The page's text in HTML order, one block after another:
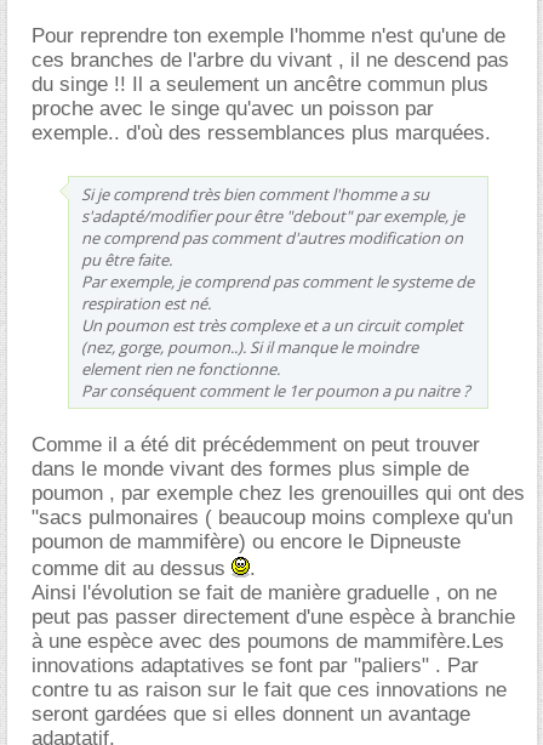
Pour reprendre ton exemple l'homme n'est qu'une de
ces branches de l'arbre du vivant , il ne descend pas
du singe !! Il a seulement un ancêtre commun plus
proche avec le singe qu'avec un poisson par
exemple.. d'où des ressemblances plus marquées.
Si je comprend très bien comment l'homme a su
s'adapté/modifier pour être "debout" par exemple, je
ne comprend pas comment d'autres modification on
pu être faite.
Par exemple, je comprend pas comment le systeme de
respiration est né.
Un poumon est très complexe et a un circuit complet
(nez, gorge, poumon..). Si il manque le moindre
element rien ne fonctionne.
Par conséquent comment le 1er poumon a pu naitre ?
Comme il a été dit précédemment on peut trouver
dans le monde vivant des formes plus simple de
poumon , par exemple chez les grenouilles qui ont des
"sacs pulmonaires ( beaucoup moins complexe qu'un
poumon de mammifère) ou encore le Dipneuste
comme dit au dessus
.
Ainsi l'évolution se fait de manière graduelle , on ne
peut pas passer directement d'une espèce à branchie
à une espèce avec des poumons de mammifère.Les
innovations adaptatives se font par "paliers" . Par
contre tu as raison sur le fait que ces innovations ne
seront gardées que si elles donnent un avantage
adaptatif.